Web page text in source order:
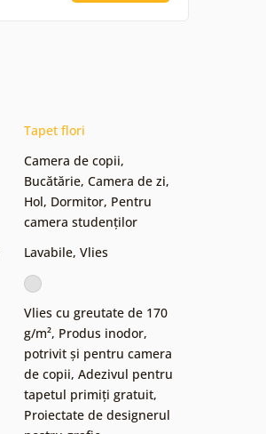
Tapet flori
Camera de copii,
Bucătărie, Camera de zi,
Hol, Dormitor, Pentru
camera studenților
Lavabile, Vlies
Vlies cu greutate de 170
g/m², Produs inodor,
potrivit și pentru camera
de copii, Adezivul pentru
tapetul primiți gratuit,
Proiectate de designerul